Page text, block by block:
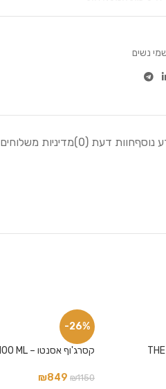
נשים
נוסףחוות דעת (0) מדיניות משלוחים
-26%
קסרג'וף אסנטו – XERJOFF ACCENTO E.D.P 100 ML
₪1150
₪849